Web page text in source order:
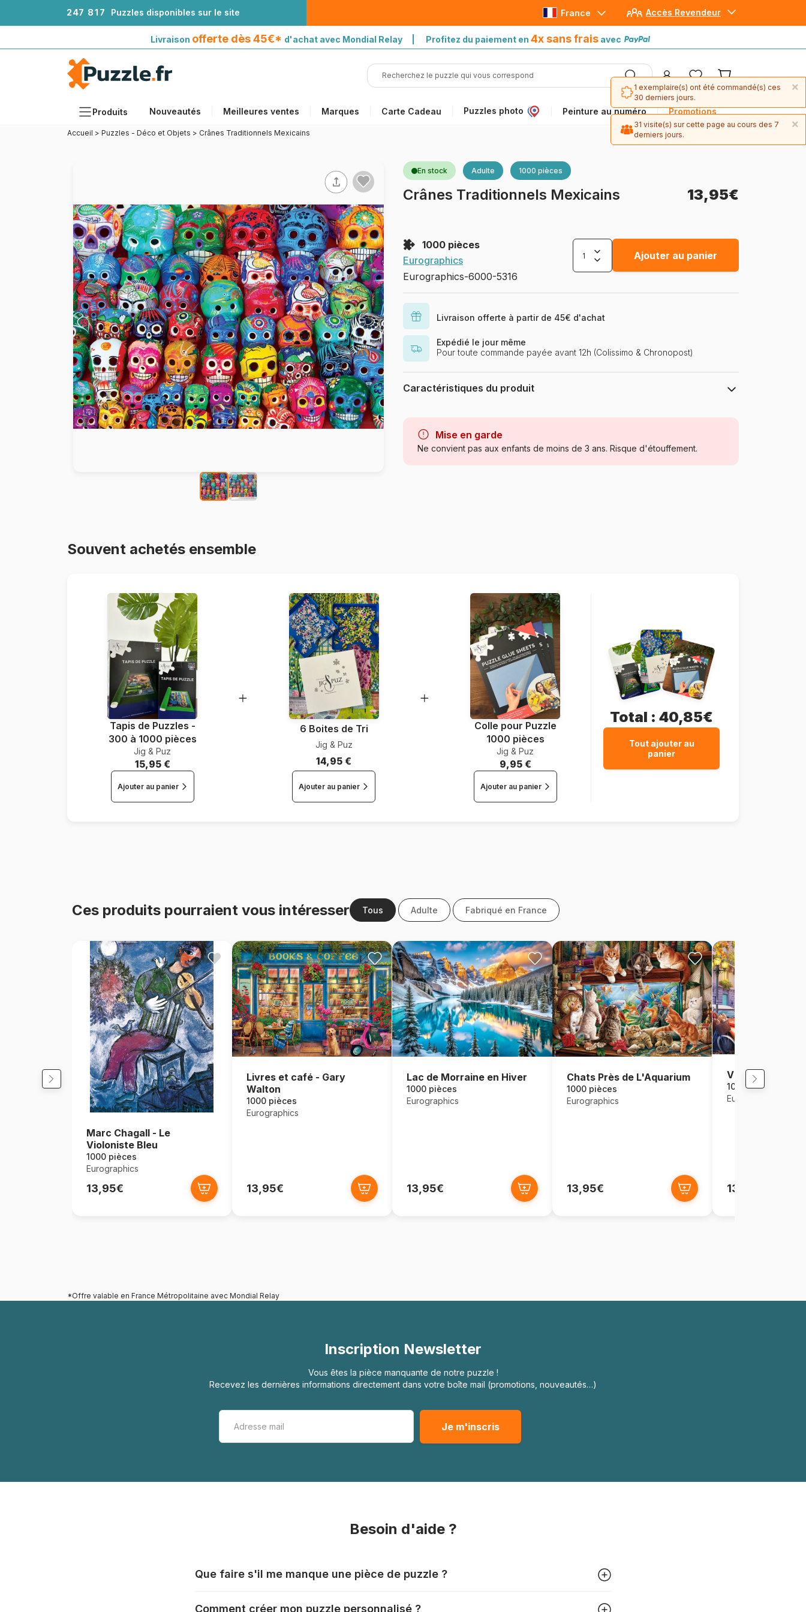
247 81 7 Puzzles disponibles sur le site Accès Revendeur
France
Livraison offerte dès 45€* d'achat avec Mondial Relay | Profitez du paiement en 4x sans frais avec
Produits Nouveautés Meilleures ventes Marques Carte Cadeau Puzzles photo Peinture au numéro Promotions
Âges
Artistes
Accessoires
Puzzles en bois
Peinture au numéro
avec Mondial Relay
avec Paypal
Accueil > Puzzles - Déco et Objets > Crânes Traditionnels Mexicains
En stock Adulte 1000 pièces
Crânes Traditionnels Mexicains 13,95€
1000 pièces
Eurographics
Eurographics-6000-5316
Ajouter au panier
Livraison offerte à partir de 45€ d'achat
Expédié le jour même
Pour toute commande payée avant 12h (Colissimo & Chronopost)
Caractéristiques du produit
Catégorie
Age
Puzzle pour Adultes (500 à 48.000
Mise en garde
Ne convient pas aux enfants de moins de 3 ans. Risque d'étouffement.
Souvent achetés ensemble
Tapis de Puzzles -
300 à 1000 pièces
Jig & Puz
15,95 €
Ajouter au panier
6 Boites de Tri
Jig & Puz
14,95 €
Ajouter au panier
Colle pour Puzzle
1000 pièces
Jig & Puz
9,95 €
Ajouter au panier
Total : 40,85€
Tout ajouter au
panier
Ces produits pourraient vous intéresser Tous Adulte Fabriqué en France
Marc Chagall - Le
Violoniste Bleu
1000 pièces
Eurographics
13,95€
Livres et café - Gary
Walton
1000 pièces
Eurographics
13,95€
Lac de Morraine en Hiver
1000 pièces
Eurographics
13,95€
Chats Près de L'Aquarium
1000 pièces
Eurographics
13,95€
Vue de Paris,
1000 pièces
Eurographics
13,95€
*Offre valable en France Métropolitaine avec Mondial Relay
Inscription Newsletter
Vous êtes la pièce manquante de notre puzzle !
Recevez les dernières informations directement dans votre boîte mail (promotions, nouveautés…)
Besoin d'aide ?
Que faire s'il me manque une pièce de puzzle ?
Comment créer mon puzzle personnalisé ?
×
1 exemplaire(s) ont été commandé(s) ces
30 derniers jours.
×
31 visite(s) sur cette page au cours des 7
derniers jours.